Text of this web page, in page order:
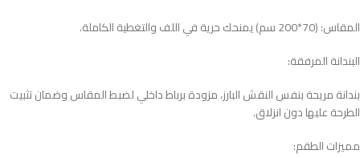
المقاس: (70*200 سم) يمنحك حرية في اللف والتغطية الكاملة.
البندانة المرفقة:
بندانة مريحة بنفس النقش البارز، مزودة برباط داخلي لضبط المقاس وضمان تثبيت
الطرحة عليها دون انزلاق.
مميزات الطقم: